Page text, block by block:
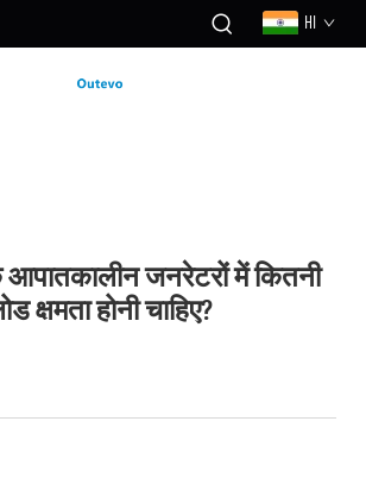
HI
जनरेटरों में कितनी
क्षमता होनी चाहिए?